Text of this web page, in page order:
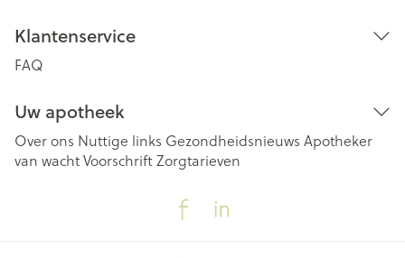
Klantenservice
FAQ
Uw apotheek
Over ons Nuttige links Gezondheidsnieuws Apotheker
van wachtVoorschriftZorgtarieven